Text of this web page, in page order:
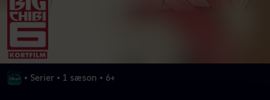
• Serier • 1 sæson • 6+